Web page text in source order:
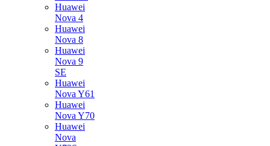
Huawei
Nova 4
Huawei
Nova 8
Huawei
Nova 9
SE
Huawei
Nova Y61
Huawei
Nova Y70
Huawei
Nova